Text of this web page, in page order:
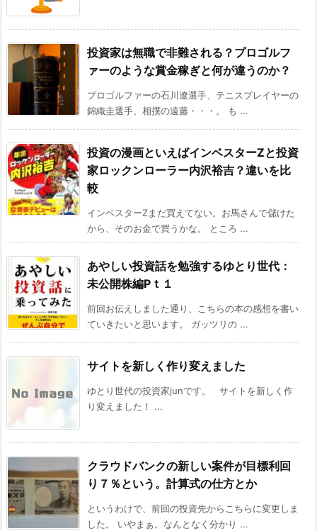
投資家は無職で非難される？プロゴルフ
ァーのような賞金稼ぎと何が違うのか？
プロゴルファーの石川遼選手、テニスプレイヤーの
錦織圭選手、相撲の遠藤・・・。 も ...
投資の漫画といえばインベスターZと投資
家ロックンローラー内沢裕吉？違いを比
較
インベスターZまだ買えてない。お馬さんで儲けた
から、そのお金で買うかな。 ところ ...
あやしい投資話を勉強するゆとり世代：
未公開株編Pｔ１
前回お伝えしました通り、こちらの本の感想を書い
ていきたいと思います。 ガッツリの ...
サイトを新しく作り変えました
ゆとり世代の投資家junです。 サイトを新しく作
り変えました！ ...
クラウドバンクの新しい案件が目標利回
り７％という。計算式の仕方とか
というわけで、前回の投資先からこちらに変更しま
した。 いやまぁ。なんとなく分かり ...